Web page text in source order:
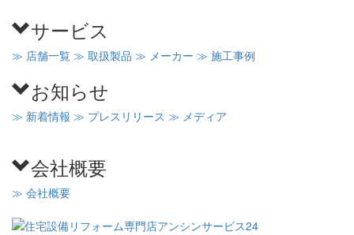
サービス
≫ 店舗一覧 ≫ 取扱製品 ≫ メーカー ≫ 施工事例
お知らせ
≫ 新着情報 ≫ プレスリリース ≫ メディア
会社概要
≫ 会社概要